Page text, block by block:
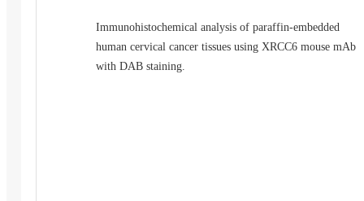
Immunohistochemical analysis of paraffin-embedded
human cervical cancer tissues using XRCC6 mouse mAb
with DAB staining.